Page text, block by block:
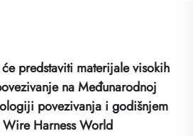
predstaviti materijale visokih
na Međunarodnoj
povezivanja i godišnjem
Wire Harness World